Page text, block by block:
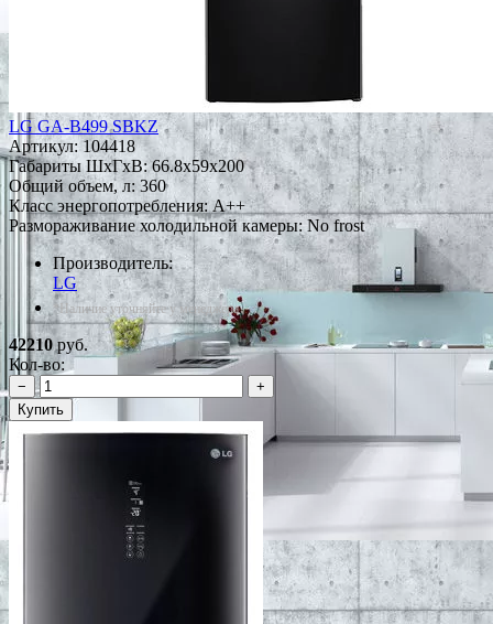
LG GA-B499 SBKZ
Артикул: 104418
Габариты ШxГxВ: 66.8x59x200
Общий объем, л: 360
Класс энергопотребления: A++
Размораживание холодильной камеры: No frost
Производитель:
LG
*Наличие уточняйте у менеджера
42210руб.
Кол-во:
−
+
Купить